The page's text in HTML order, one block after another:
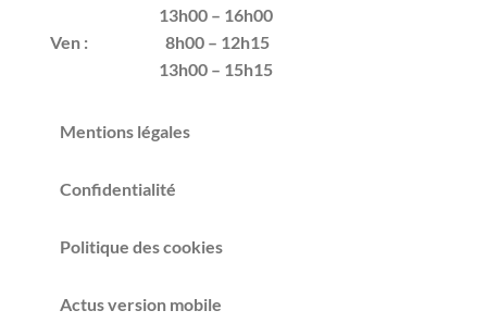
13h00 – 16h00
Ven :
8h00 – 12h15
13h00 – 15h15
Mentions légales
Confidentialité
Politique des cookies
Actus version mobile